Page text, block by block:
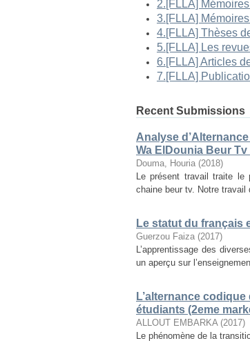
Recent Submissions
Analyse
Wa ElDounia Beur
Douma, Houria (2018)
Le présent travail traite le
chaine beur tv. Notre
Le statut du français
Guerzou Faiza (2017)
L’apprentissage des
un aperçu sur
L’alternance
étudiants (2eme
ALLOUT EMBARKA (2017)
Le phénomène de la